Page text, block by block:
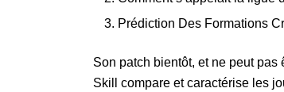
Prédiction Des Formations
Son patch bientôt, et ne peut pas
Skill compare et caractérise les